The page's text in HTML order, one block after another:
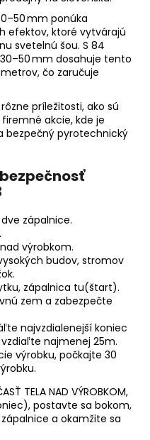
mm ponúka
efektov, ktoré vytvárajú
svetelnú šou. S 84
mm dosahuje tento
čo zaručuje
príležitosti, ako sú
akcie, kde je
bezpečný pyrotechnický
zápalnice.
výrobkom.
budov, stromov
zápalnica tu(štart).
zem a zabezpečte
najvzdialenejší koniec
najmenej 25m.
výrobku, počkajte 30
TELA NAD VÝROBKOM,
postavte sa bokom,
a okamžite sa